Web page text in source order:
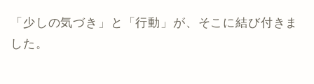
「少しの気づき」と「行動」が、そこに結び付きま
した。